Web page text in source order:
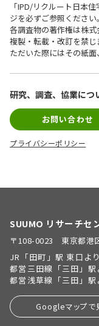
「IPD/リクルート日本
ジを必ずご参照ください。
各調査物の著作権は株
複製・転載・改訂を禁
ただいた際にはその紙面
研究、調査、協業につ
お問い合わせ
プライバシーポリシー
SUUMO リサーチセ
〒108-0023 東京都港
JR「田町」駅 東口よ
都営三田線「三田」
都営浅草線「三田」
Googleマップで